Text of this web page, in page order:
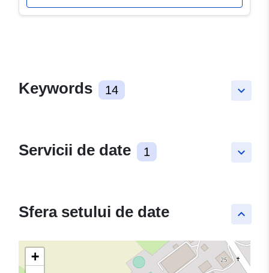
keyboard_arrow_down
Keywords 14
keyboard_arrow_down
Servicii de date 1
keyboard_arrow_up
Sfera setului de date
+